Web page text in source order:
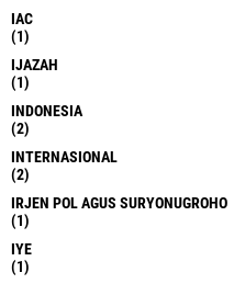
IAC
(1)
IJAZAH
(1)
INDONESIA
(2)
INTERNASIONAL
(2)
IRJEN POL AGUS SURYONUGROHO
(1)
IYE
(1)